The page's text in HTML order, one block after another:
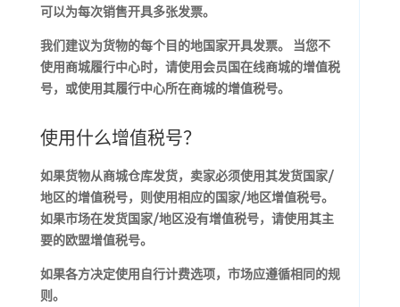
可以为每次销售开具多张发票。
我们建议为货物的每个目的地国家开具发票。 当您不
使用商城履行中心时，请使用会员国在线商城的增值税
号，或使用其履行中心所在商城的增值税号。
使用什么增值税号？
如果货物从商城仓库发货，卖家必须使用其发货国家/
地区的增值税号，则使用相应的国家/地区增值税号。
如果市场在发货国家/地区没有增值税号，请使用其主
要的欧盟增值税号。
如果各方决定使用自行计费选项，市场应遵循相同的规
则。